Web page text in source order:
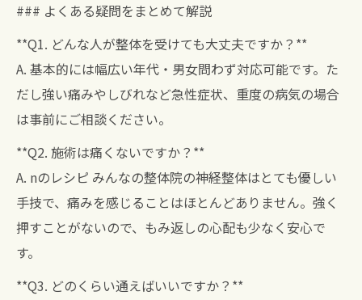
### よくある疑問をまとめて解説
**Q1. どんな人が整体を受けても大丈夫ですか？**
A. 基本的には幅広い年代・男女問わず対応可能です。た
だし強い痛みやしびれなど急性症状、重度の病気の場合
は事前にご相談ください。
**Q2. 施術は痛くないですか？**
A. nのレシピ みんなの整体院の神経整体はとても優しい
手技で、痛みを感じることはほとんどありません。強く
押すことがないので、もみ返しの心配も少なく安心で
す。
**Q3. どのくらい通えばいいですか？**